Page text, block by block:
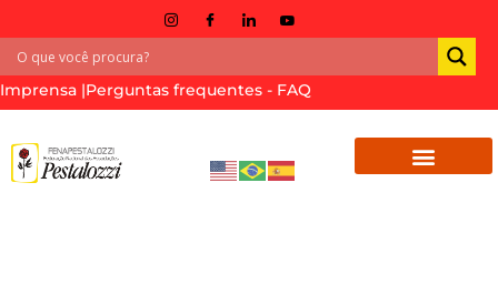
Imprensa |Perguntas frequentes - FAQ